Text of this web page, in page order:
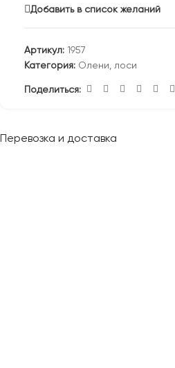
Добавить в список желаний
Артикул: 1957
Категория: Олени, лоси
Поделиться:
Перевозка и доставка